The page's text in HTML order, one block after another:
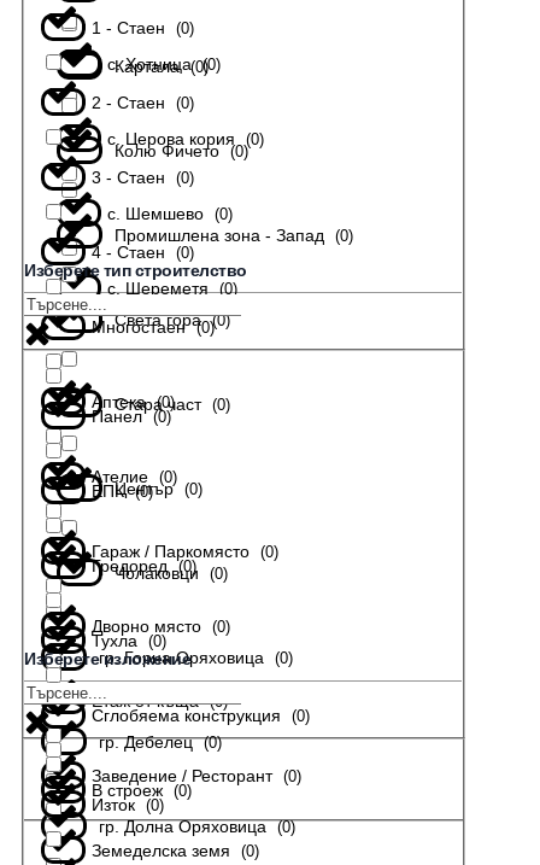
с. Хотница (0)
с. Церова кория (0)
с. Шемшево (0)
с. Шереметя (0)
Картала (0)
Колю Фичето (0)
Промишлена зона - Запад (0)
Света гора (0)
Стара част (0)
Център (0)
Чолаковци (0)
гр. Горна Оряховица (0)
гр. Дебелец (0)
гр. Долна Оряховица (0)
1 - Стаен (0)
2 - Стаен (0)
3 - Стаен (0)
4 - Стаен (0)
Многостаен (0)
Аптека (0)
Ателие (0)
Гараж / Паркомясто (0)
Дворно място (0)
Етаж от къща (0)
Заведение / Ресторант (0)
Земеделска земя (0)
Изберете тип строителство
Панел (0)
ЕПК (0)
Гредоред (0)
Тухла (0)
Сглобяема конструкция (0)
В строеж (0)
Изберете изложение
Изток (0)